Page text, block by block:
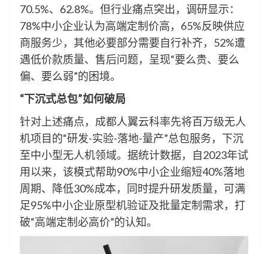
70.5%、62.8%。但行业痛点突出，调研显示：
78%中小企业认为高端定制价高，65%反映供应
商服务少，其他必要部分需要自行补齐，52%遭
遇低价款质量、售后问题，呈现“要么贵、要么
偏、要么弱”的困境。
“下沉式总包”如何破局
针对上述痛点，成都人翼云科率先将百万级无人
机项目的“研发-实验-落地-量产”总包服务，下沉
至中小型无人机领域。据统计数据，自2023年试
用以来，该模式帮助90%中小企业缩短40%落地
周期、降低30%成本，同时提升研发质量，可满
足95%中小企业原型机验证及批量定制需求，打
破“高端定制必高价”的认知。